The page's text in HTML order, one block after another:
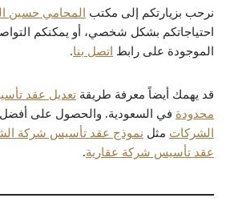
نرحب بزيارتكم إلى مكتب المحامي حسين
احتياجاتكم بشكل شخصي، أو يمكنكم
الموجودة على رابط اتصل بنا.
قد يهمك أيضاً معرفة طريقة تعديل عقد
محدودة في السعودية. والحصول على أفضل
الشركات مثل نموذج عقد تأسيس شركة
عقد تأسيس شركة عقارية.